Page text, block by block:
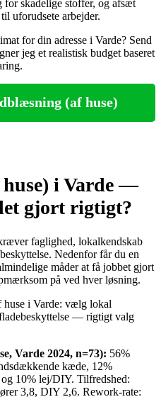
for skadelige stoffer, og afsæt
uforudsete arbejder.
for din adresse i Varde? Send
jeg et realistisk budget baseret
(af huse)
i Varde —
gjort rigtigt?
faglighed, lokalkendskab
Nedenfor får du en
måder at få jobbet gjort
på ved hver løsning.
huse i Varde: vælg lokal
— rigtigt valg
Varde 2024, n=73): 56%
kæde, 12%
10% lej/DIY. Tilfredshed:
3,8, DIY 2,6. Rework-rate: